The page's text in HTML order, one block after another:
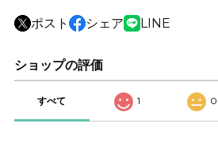
ポスト シェア LINE
ショップの評価
すべて 1 0